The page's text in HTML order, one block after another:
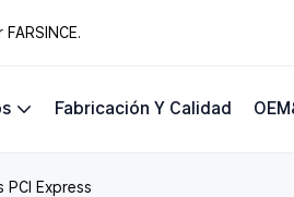
Fabricación Y Calidad
PCI Express